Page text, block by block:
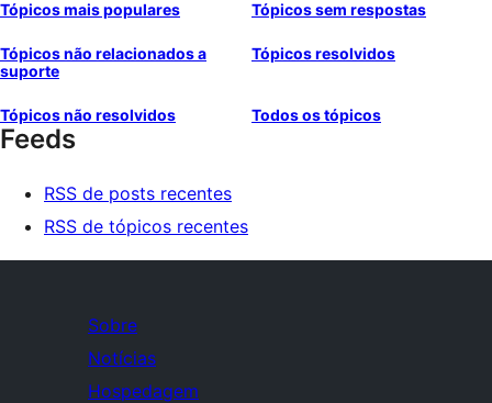
Tópicos mais populares Tópicos sem respostas
Tópicos não relacionados a
suporte
Tópicos resolvidos
Tópicos não resolvidos Todos os tópicos
Feeds
RSS de posts recentes
RSS de tópicos recentes
Sobre
Notícias
Hospedagem